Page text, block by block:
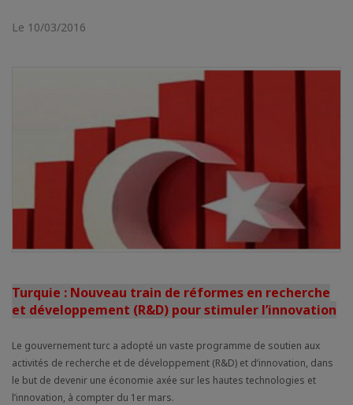
Le 10/03/2016
Turquie : Nouveau train de réformes en recherche
et développement (R&D) pour stimuler l’innovation
Le gouvernement turc a adopté un vaste programme de soutien aux
activités de recherche et de développement (R&D) et d’innovation, dans
le but de devenir une économie axée sur les hautes technologies et
l’innovation, à compter du 1er mars.